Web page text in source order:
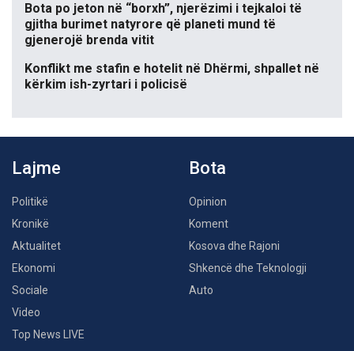
Bota po jeton në “borxh”, njerëzimi i tejkaloi të
gjitha burimet natyrore që planeti mund të
gjenerojë brenda vitit
Konflikt me stafin e hotelit në Dhërmi, shpallet në
kërkim ish-zyrtari i policisë
Lajme
Politikë
Kronikë
Aktualitet
Ekonomi
Sociale
Video
Top News LIVE
Bota
Opinion
Koment
Kosova dhe Rajoni
Shkencë dhe Teknologji
Auto